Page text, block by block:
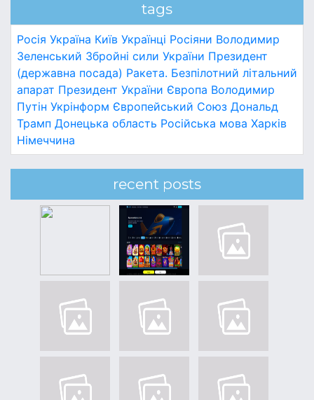
tags
Росія Україна Київ Українці Росіяни Володимир
Зеленський Збройні сили України Президент
(державна посада) Ракета. Безпілотний літальний
апарат Президент України Європа Володимир
Путін Укрінформ Європейський Союз Дональд
Трамп Донецька область Російська мова Харків
Німеччина
recent posts